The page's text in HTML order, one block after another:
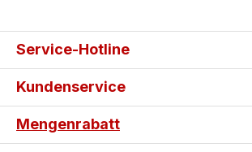
Service-Hotline
Kundenservice
Mengenrabatt